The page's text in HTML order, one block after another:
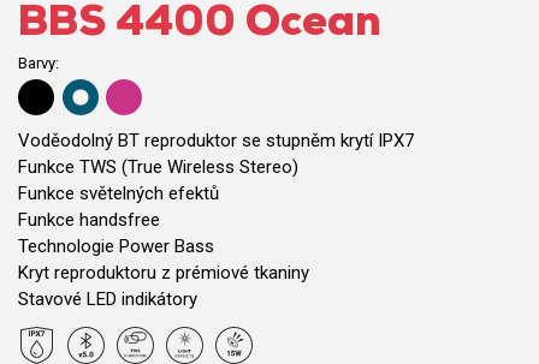
BBS 4400 Ocean
Barvy:
Voděodolný BT reproduktor se stupněm krytí IPX7
Funkce TWS (True Wireless Stereo)
Funkce světelných efektů
Funkce handsfree
Technologie Power Bass
Kryt reproduktoru z prémiové tkaniny
Stavové LED indikátory